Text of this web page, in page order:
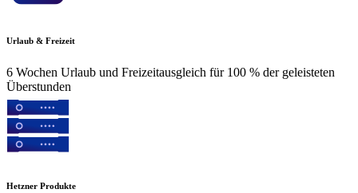
Urlaub & Freizeit
6 Wochen Urlaub und Freizeitausgleich für 100 % der geleisteten
Überstunden
Hetzner Produkte